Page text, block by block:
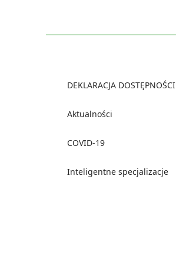
DEKLARACJA DOSTĘPNOŚCI
Aktualności
COVID-19
Inteligentne specjalizacje